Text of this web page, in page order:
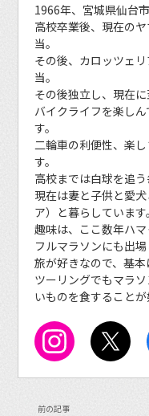
1966年、宮城県仙台市
高校卒業後、現在の
当。
その後、カロッツェ
当。
その後独立し、現在に
バイクライフを楽し
す。
二輪車の利便性、楽
す。
高校までは白球を追う
現在は妻と子供と愛
ア）と暮らしています。
趣味は、ここ数年ハマ
フルマラソンにも出場
旅が好きなので、基本
ツーリングでもマラ
いものを食することが